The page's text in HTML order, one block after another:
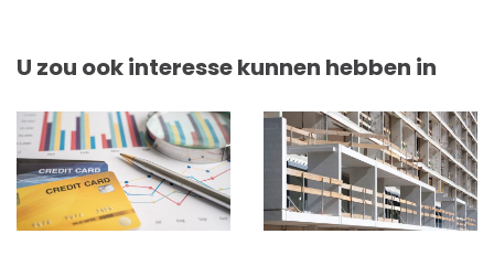
U zou ook interesse kunnen hebben in